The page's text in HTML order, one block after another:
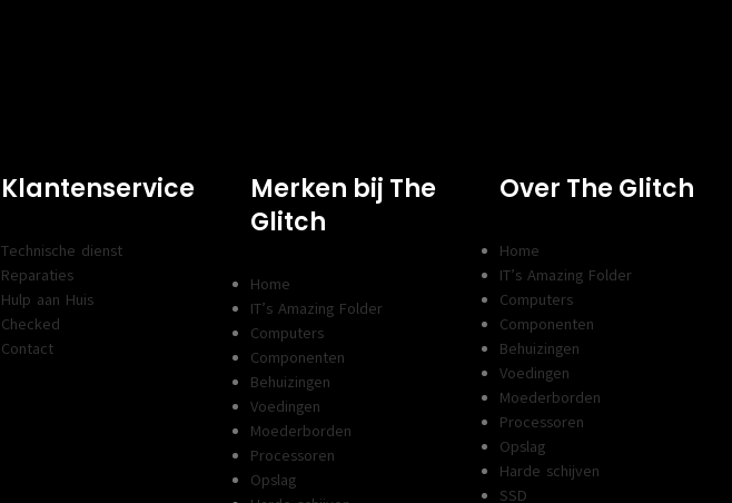
Klantenservice
Technische dienst
Reparaties
Hulp aan Huis
Checked
Contact
Merken bij The
Glitch
Home
IT’s Amazing Folder
Computers
Componenten
Behuizingen
Voedingen
Moederborden
Processoren
Opslag
Over The Glitch
Home
IT’s Amazing Folder
Computers
Componenten
Behuizingen
Voedingen
Moederborden
Processoren
Opslag
Harde schijven
SSD